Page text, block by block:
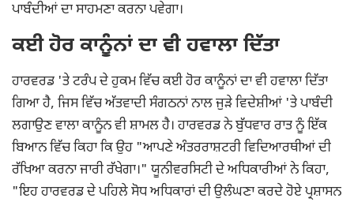
ਪਾਬੰਦੀਆਂ ਦਾ ਸਾਹਮਣਾ ਕਰਨਾ ਪਵੇਗਾ।
ਕਈ ਹੋਰ ਕਾਨੂੰਨਾਂ ਦਾ ਵੀ ਹਵਾਲਾ ਦਿੱਤਾ
ਹਾਰਵਰਡ 'ਤੇ ਟਰੰਪ ਦੇ ਹੁਕਮ ਵਿੱਚ ਕਈ ਹੋਰ ਕਾਨੂੰਨਾਂ ਦਾ ਵੀ ਹਵਾਲਾ ਦਿੱਤਾ
ਗਿਆ ਹੈ, ਜਿਸ ਵਿੱਚ ਅੱਤਵਾਦੀ ਸੰਗਠਨਾਂ ਨਾਲ ਜੁੜੇ ਵਿਦੇਸ਼ੀਆਂ 'ਤੇ ਪਾਬੰਦੀ
ਲਗਾਉਣ ਵਾਲਾ ਕਾਨੂੰਨ ਵੀ ਸ਼ਾਮਲ ਹੈ। ਹਾਰਵਰਡ ਨੇ ਬੁੱਧਵਾਰ ਰਾਤ ਨੂੰ ਇੱਕ
ਬਿਆਨ ਵਿੱਚ ਕਿਹਾ ਕਿ ਉਹ "ਆਪਣੇ ਅੰਤਰਰਾਸ਼ਟਰੀ ਵਿਦਿਆਰਥੀਆਂ ਦੀ
ਰੱਖਿਆ ਕਰਨਾ ਜਾਰੀ ਰੱਖੇਗਾ।" ਯੂਨੀਵਰਸਿਟੀ ਦੇ ਅਧਿਕਾਰੀਆਂ ਨੇ ਕਿਹਾ,
"ਇਹ ਹਾਰਵਰਡ ਦੇ ਪਹਿਲੇ ਸੋਧ ਅਧਿਕਾਰਾਂ ਦੀ ਉਲੰਘਣਾ ਕਰਦੇ ਹੋਏ ਪ੍ਰਸ਼ਾਸਨ